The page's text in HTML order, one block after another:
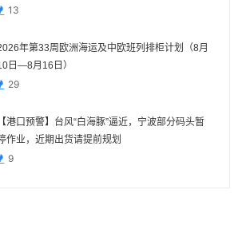
13
年第33周欧洲海运及中欧班列排柜计划（8月
日—8月16日）
29
【港口预警】台风“白海豚”逼近，宁波部分码头暂
作业，近期出货请提前规划
9